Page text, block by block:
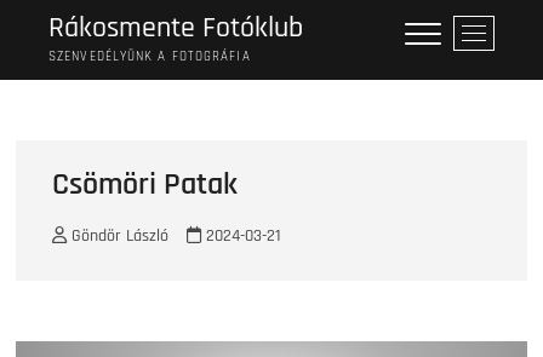
content
Rákosmente Fotóklub
SZENVEDÉLYÜNK A FOTOGRÁFIA
M
e
n
Csömöri Patak
Göndör László 2024-03-21